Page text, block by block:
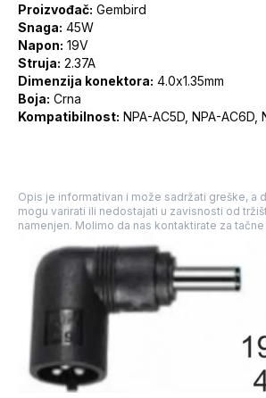
Proizvođač: Gembird
Snaga: 45W
Napon: 19V
Struja: 2.37A
Dimenzija konektora: 4.0x1.35mm
Boja: Crna
Kompatibilnost: NPA-AC5D, NPA-AC6D,
Opis je informativan i može sadržati greške, a
mogu varirati ili nedostajati u zavisnosti od
namenjen. Molimo da nas kontaktirate za